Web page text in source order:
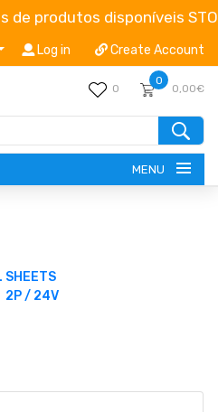
de produtos disponíveis
Log in Create Account
0
0
0,00€
MENU
SHEETS
2P / 24V